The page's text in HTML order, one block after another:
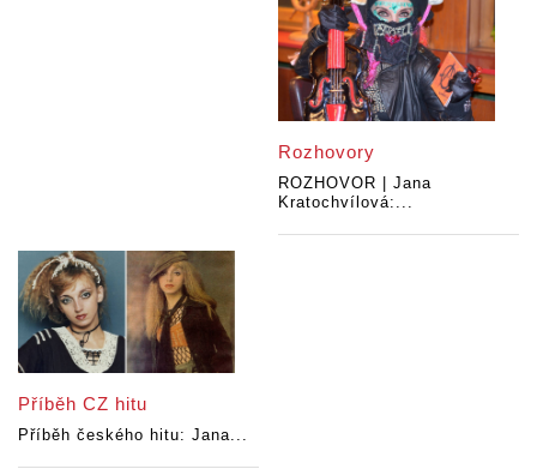
Rozhovory
ROZHOVOR | Jana
Kratochvílová:...
Příběh CZ hitu
Příběh českého hitu: Jana...